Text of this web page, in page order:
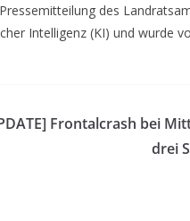
des
Intelligenz (KI) und wurde
Frontalcrash bei
drei